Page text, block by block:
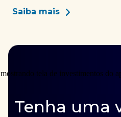
Saiba mais
Tenha uma